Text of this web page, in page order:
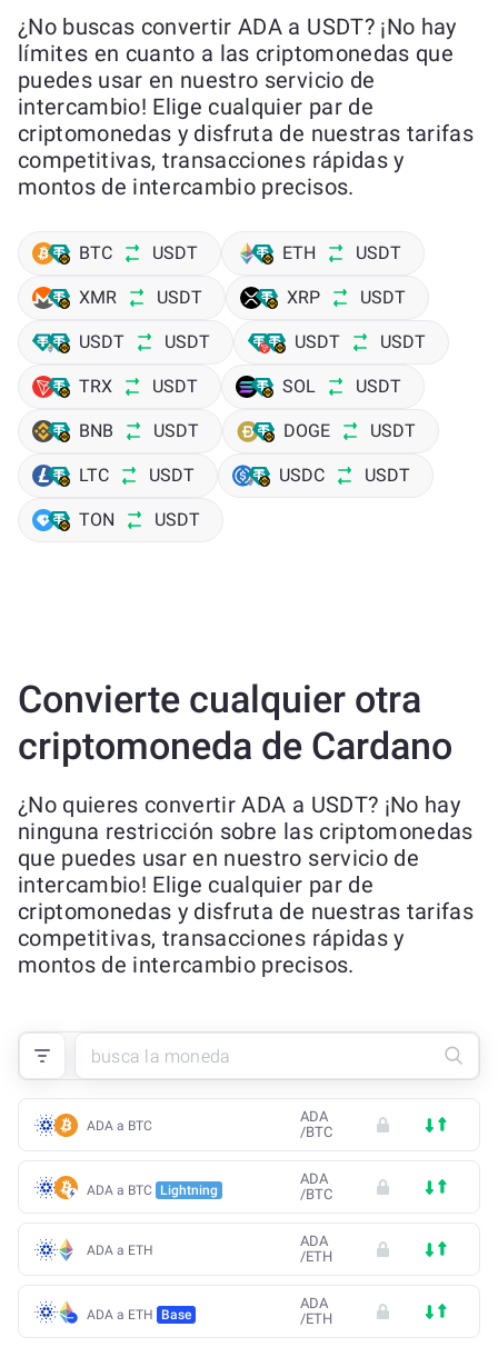
¿No buscas convertir ADA a USDT? ¡No hay
límites en cuanto a las criptomonedas que
puedes usar en nuestro servicio de
intercambio! Elige cualquier par de
criptomonedas y disfruta de nuestras tarifas
competitivas, transacciones rápidas y
montos de intercambio precisos.
BTC USDT ETH USDT
XMR USDT XRP USDT
USDT USDT USDT USDT
TRX USDT SOL USDT
BNB USDT DOGE USDT
LTC USDT USDC USDT
TON USDT
Convierte cualquier otra
criptomoneda de Cardano
¿No quieres convertir ADA a USDT? ¡No hay
ninguna restricción sobre las criptomonedas
que puedes usar en nuestro servicio de
intercambio! Elige cualquier par de
criptomonedas y disfruta de nuestras tarifas
competitivas, transacciones rápidas y
montos de intercambio precisos.
ADA a BTC
ADA
/BTC
ADA a BTC Lightning
ADA
/BTC
ADA a ETH
ADA
/ETH
ADA a ETH Base
ADA
/ETH